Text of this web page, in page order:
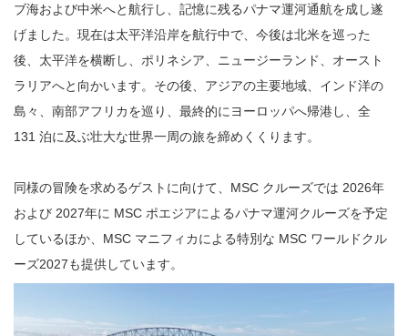
ブ海および中米へと航行し、記憶に残るパナマ運河通航を成し遂
げました。現在は太平洋沿岸を航行中で、今後は北米を巡った
後、太平洋を横断し、ポリネシア、ニュージーランド、オースト
ラリアへと向かいます。その後、アジアの主要地域、インド洋の
島々、南部アフリカを巡り、最終的にヨーロッパへ帰港し、全
131 泊に及ぶ壮大な世界一周の旅を締めくくります。
同様の冒険を求めるゲストに向けて、MSC クルーズでは 2026年
および 2027年に MSC ポエジアによるパナマ運河クルーズを予定
しているほか、MSC マニフィカによる特別な MSC ワールドクル
ーズ2027も提供しています。